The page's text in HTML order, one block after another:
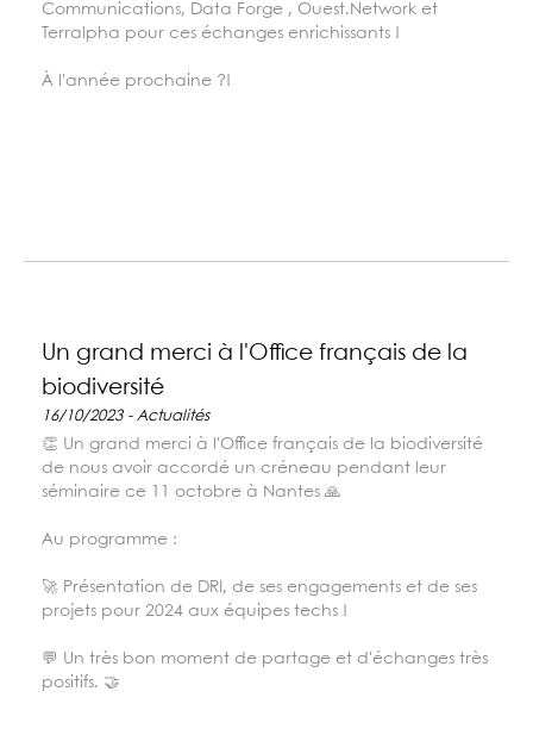
Communications, Data Forge , Ouest.Network et
Terralpha pour ces échanges enrichissants !
À l'année prochaine ?!
Un grand merci à l'Office français de la
biodiversité
16/10/2023 - Actualités
👏 Un grand merci à l'Office français de la biodiversité
de nous avoir accordé un créneau pendant leur
séminaire ce 11 octobre à Nantes 🙏
Au programme :
🚀 Présentation de DRI, de ses engagements et de ses
projets pour 2024 aux équipes techs !
💬 Un très bon moment de partage et d'échanges très
positifs. 🤝